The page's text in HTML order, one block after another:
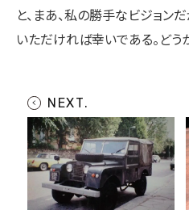
と、まあ、私の勝手なビジョン
いただければ幸いである。どう